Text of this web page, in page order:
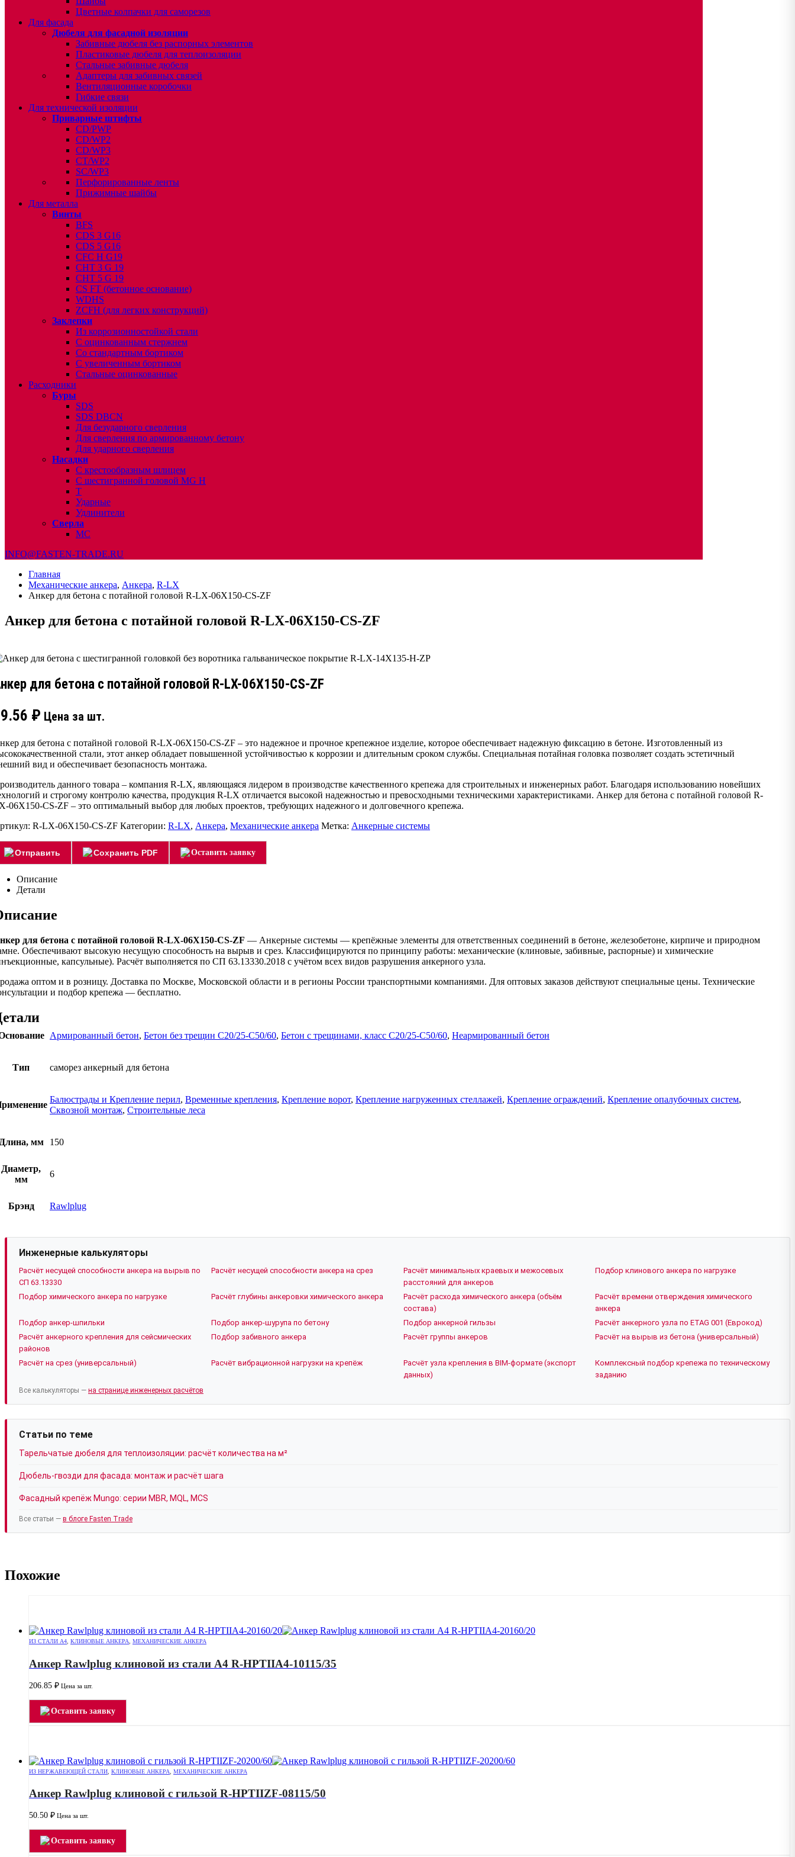
Цветные колпачки для саморезов
Для фасада
Дюбеля для фасадной изоляции
Забивные дюбеля без распорных элементов
Пластиковые дюбеля для теплоизоляции
Стальные забивные дюбеля
Адаптеры для забивных связей
Вентиляционные коробочки
Гибкие связи
Для технической изоляции
Приварные штифты
CD/PWP
CD/WP2
CD/WP3
CT/WP2
SC/WP3
Перфорированные ленты
Прижимные шайбы
Для металла
Винты
BFS
CDS 3 G16
CDS 5 G16
CFC H G19
CHT 3 G 19
CHT 5 G 19
CS FT (бетонное основание)
WDHS
ZCFH (для легких конструкций)
Заклепки
Из коррозионностойкой стали
С оцинкованным стержнем
Со стандартным бортиком
С увеличенным бортиком
Стальные оцинкованные
Расходники
Буры
SDS
SDS DBCN
Для безударного сверления
Для сверления по армированному бетону
Для ударного сверления
Насадки
С крестообразным шлицем
С шестигранной головой MG H
T
Ударные
Удлинители
Сверла
МС
INFO@FASTEN-TRADE.RU
Главная
Механические анкера, Анкера, R-LX
Анкер для бетона с потайной головой R-LX-06X150-CS-ZF
Анкер для бетона с потайной головой R-LX-06X150-CS-ZF
для бетона с потайной головой R-LX-06X150-CS-ZF
₽ Цена за шт.
для бетона с потайной головой R-LX-06X150-CS-ZF – это надежное и прочное крепежное изделие, которое обеспечивает надежную фиксацию в бетоне. Изготовленный из
стали, этот анкер обладает повышенной устойчивостью к коррозии и длительным сроком службы. Специальная потайная головка позволяет создать эстетичный
вид и обеспечивает безопасность монтажа.
данного товара – компания R-LX, являющаяся лидером в производстве качественного крепежа для строительных и инженерных работ. Благодаря использованию новейших
и строгому контролю качества, продукция R-LX отличается высокой надежностью и превосходными техническими характеристиками. Анкер для бетона с потайной головой R-
06X150-CS-ZF – это оптимальный выбор для любых проектов, требующих надежного и долговечного крепежа.
R-LX-06X150-CS-ZF Категории: R-LX, Анкера, Механические анкера Метка: Анкерные системы
Отправить Сохранить PDF Оставить заявку
Описание
Детали
для бетона с потайной головой R-LX-06X150-CS-ZF — Анкерные системы — крепёжные элементы для ответственных соединений в бетоне, железобетоне, кирпиче и природном
Обеспечивают высокую несущую способность на вырыв и срез. Классифицируются по принципу работы: механические (клиновые, забивные, распорные) и химические
капсульные). Расчёт выполняется по СП 63.13330.2018 с учётом всех видов разрушения анкерного узла.
оптом и в розницу. Доставка по Москве, Московской области и в регионы России транспортными компаниями. Для оптовых заказов действуют специальные цены. Технические
и подбор крепежа — бесплатно.
Армированный бетон, Бетон без трещин C20/25-C50/60, Бетон с трещинами, класс C20/25-C50/60, Неармированный бетон
Тип саморез анкерный для бетона
Балюстрады и Крепление перил, Временные крепления, Крепление ворот, Крепление нагруженных стеллажей, Крепление ограждений, Крепление опалубочных систем,
Сквозной монтаж, Строительные леса
мм 150
Диаметр,
мм
6
Брэнд Rawlplug
Инженерные калькуляторы
Расчёт несущей способности анкера на вырыв по
СП 63.13330
Расчёт несущей способности анкера на срез
Расчёт минимальных краевых и межосевых
расстояний для анкеров
Подбор клинового анкера по нагрузке
Подбор химического анкера по нагрузке Расчёт глубины анкеровки химического анкера
Расчёт расхода химического анкера (объём
состава)
Расчёт времени отверждения химического
анкера
Подбор анкер-шпильки
Подбор анкер-шурупа по бетону Подбор анкерной гильзы
Расчёт анкерного узла по ETAG 001 (Еврокод)
Расчёт анкерного крепления для сейсмических
районов
Подбор забивного анкера Расчёт группы анкеров Расчёт на вырыв из бетона (универсальный)
Расчёт на срез (универсальный) Расчёт вибрационной нагрузки на крепёж
Расчёт узла крепления в BIM-формате (экспорт
данных)
Комплексный подбор крепежа по техническому
заданию
Все калькуляторы — на странице инженерных расчётов
Статьи по теме
Тарельчатые дюбеля для теплоизоляции: расчёт количества на м²
Дюбель-гвозди для фасада: монтаж и расчёт шага
Фасадный крепёж Mungo: серии MBR, MQL, MCS
Все статьи — в блоге Fasten Trade
Похожие
ИЗ СТАЛИ А4, КЛИНОВЫЕ АНКЕРА, МЕХАНИЧЕСКИЕ АНКЕРА
Анкер Rawlplug клиновой из стали А4 R-HPTIIA4-10115/35
206.85 ₽ Цена за шт.
Оставить заявку
ИЗ НЕРЖАВЕЮЩЕЙ СТАЛИ КЛИНОВЫЕ АНКЕРА МЕХАНИЧЕСКИЕ АНКЕРА
Анкер Rawlplug клиновой с гильзой R-HPTIIZF-08115/50
50.50 ₽ Цена за шт.
Оставить заявку